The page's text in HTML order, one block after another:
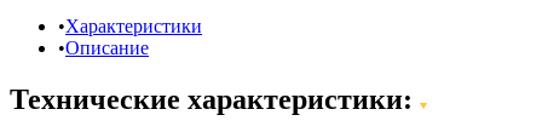
Характеристики
Описание
Технические характеристики: